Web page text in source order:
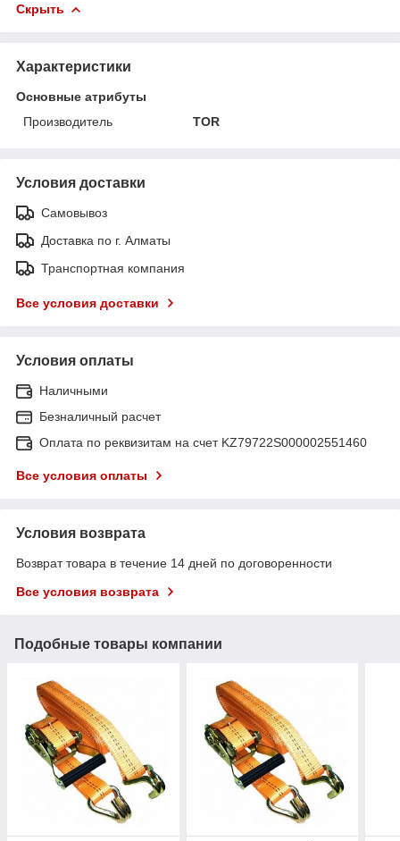
Скрыть
Характеристики
Основные атрибуты
Производитель
TOR
Условия доставки
Самовывоз
Доставка по г. Алматы
Транспортная компания
Все условия доставки
Условия оплаты
Наличными
Безналичный расчет
Оплата по реквизитам на счет KZ79722S000002551460
Все условия оплаты
Условия возврата
Возврат товара в течение 14 дней по договоренности
Все условия возврата
Подобные товары компании